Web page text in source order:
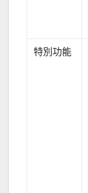
特別功能